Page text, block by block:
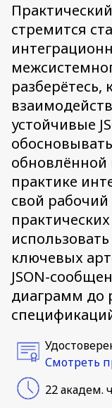
стремится
разберётесь,
устойчивые
обновлённой
практике
свой
ключевых
JSON-
диаграмм до
Смотреть
22 академ.